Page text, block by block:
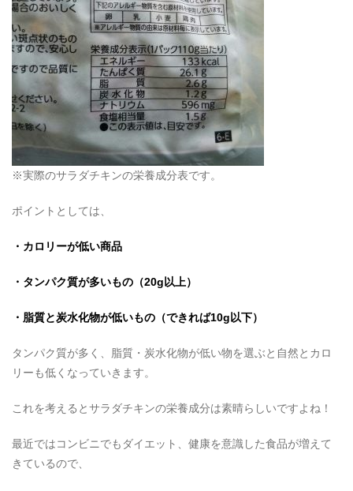
※実際のサラダチキンの栄養成分表です。
ポイントとしては、
・カロリーが低い商品
・タンパク質が多いもの（20g以上）
・脂質と炭水化物が低いもの（できれば10g以下）
タンパク質が多く、脂質・炭水化物が低い物を選ぶと自然とカロ
リーも低くなっていきます。
これを考えるとサラダチキンの栄養成分は素晴らしいですよね！
最近ではコンビニでもダイエット、健康を意識した食品が増えて
きているので、